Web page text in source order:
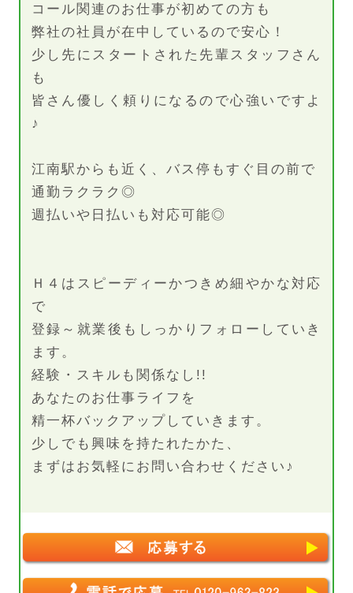
コール関連のお仕事が初めての方も
弊社の社員が在中しているので安心！
少し先にスタートされた先輩スタッフさん
も
皆さん優しく頼りになるので心強いですよ
♪
江南駅からも近く、バス停もすぐ目の前で
通勤ラクラク◎
週払いや日払いも対応可能◎
Ｈ４はスピーディーかつきめ細やかな対応
で
登録～就業後もしっかりフォローしていき
ます。
経験・スキルも関係なし!!
あなたのお仕事ライフを
精一杯バックアップしていきます。
少しでも興味を持たれたかた、
まずはお気軽にお問い合わせください♪